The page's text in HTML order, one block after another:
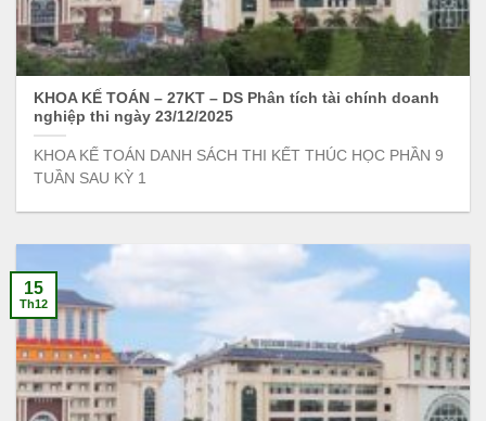
KHOA KẾ TOÁN – 27KT – DS Phân tích tài chính doanh
nghiệp thi ngày 23/12/2025
KHOA KẾ TOÁN DANH SÁCH THI KẾT THÚC HỌC PHẦN 9
TUẦN SAU KỲ 1
15
Th12